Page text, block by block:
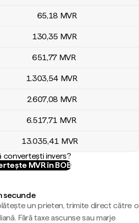
65,18 MVR
130,35 MVR
651,77 MVR
1.303,54 MVR
2.607,08 MVR
6.517,71 MVR
13.035,41 MVR
convertești invers?
MVR în BOB
secunde
un prieten, trimite direct către o
Fără taxe ascunse sau marje